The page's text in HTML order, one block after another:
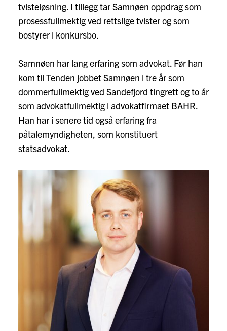
tvisteløsning. I tillegg tar Samnøen oppdrag som
prosessfullmektig ved rettslige tvister og som
bostyrer i konkursbo.
Samnøen har lang erfaring som advokat. Før han
kom til Tenden jobbet Samnøen i tre år som
dommerfullmektig ved Sandefjord tingrett og to år
som advokatfullmektig i advokatfirmaet BAHR.
Han har i senere tid også erfaring fra
påtalemyndigheten, som konstituert
statsadvokat.